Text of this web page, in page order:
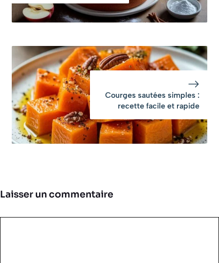
Courges sautées simples :
recette facile et rapide
Laisser un commentaire